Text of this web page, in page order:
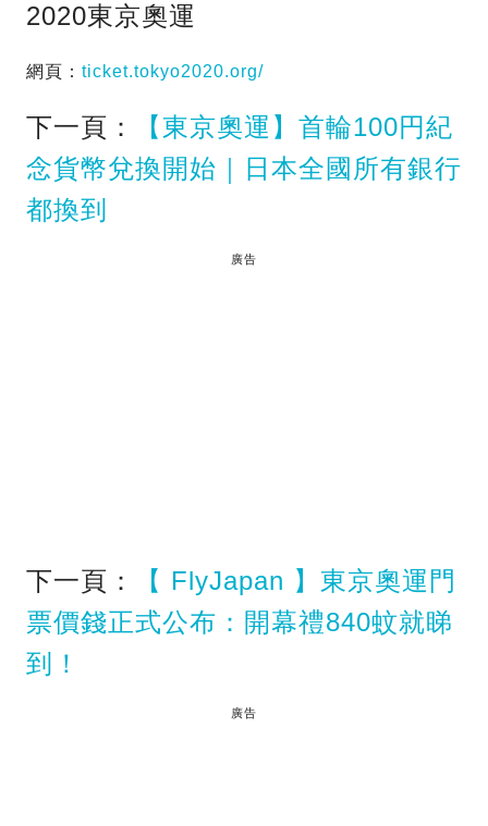
2020東京奧運
網頁： ticket.tokyo2020.org/
下一頁：
【東京奧運】首輪100円紀
念貨幣兌換開始｜日本全國所有銀行
都換到
廣告
下一頁：
【 FlyJapan 】東京奧運門
票價錢正式公布：開幕禮840蚊就睇
到！
廣告